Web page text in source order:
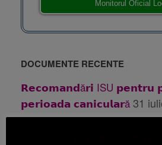
Monitorul Oficial
DOCUMENTE RECENTE
𝗥𝗲𝗰𝗼𝗺𝗮𝗻𝗱ă𝗿𝗶 ISU 𝗽𝗲𝗻𝘁𝗿𝘂
𝗽𝗲𝗿𝗶𝗼𝗮𝗱𝗮 𝗰𝗮𝗻𝗶𝗰𝘂𝗹𝗮𝗿ă 31